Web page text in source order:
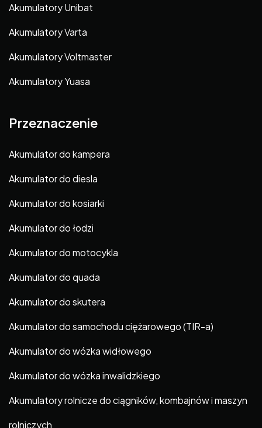
Akumulatory Unibat
Akumulatory Varta
Akumulatory Voltmaster
Akumulatory Yuasa
Przeznaczenie
Akumulator do kampera
Akumulator do diesla
Akumulator do kosiarki
Akumulator do łodzi
Akumulator do motocykla
Akumulator do quada
Akumulator do skutera
Akumulator do samochodu ciężarowego (TIR-a)
Akumulator do wózka widłowego
Akumulator do wózka inwalidzkiego
Akumulatory rolnicze do ciągników, kombajnów i maszyn
rolniczych